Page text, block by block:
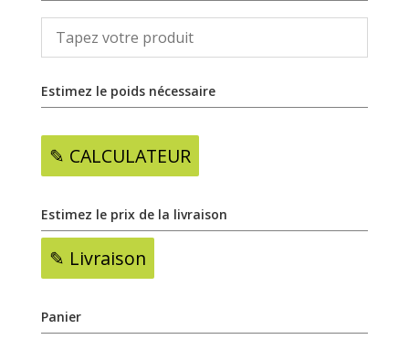
Estimez le poids nécessaire
✎ CALCULATEUR
Estimez le prix de la livraison
✎ Livraison
Panier